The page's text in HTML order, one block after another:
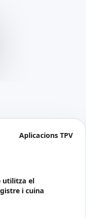
Aplicacions TPV
utilitza el
i cuina